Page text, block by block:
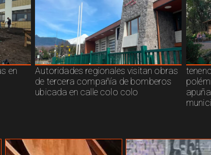
en
Autoridades regionales visitan obras
de tercera compañía de bomberos
ubicada en calle colo colo